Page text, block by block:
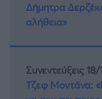
Δήμητρα
αλήθεια»
Συνεντεύξεις
Τζεφ Μοντάνα: